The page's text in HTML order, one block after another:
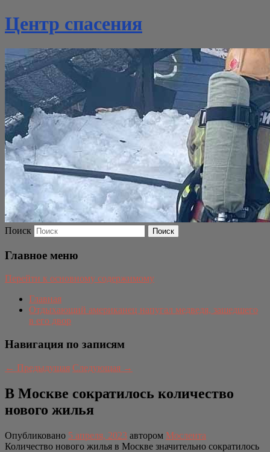
Центр спасения
Поиск
Главное меню
Перейти к основному содержимому
Главная
Отдыхающий американец напугал медведя, зашедшего
в его двор
Навигация по записям
← Предыдущая Следующая →
В Москве сократилось количество
нового жилья
Опубликовано 5 апреля, 2023 автором Мослента
Количество нового жилья в Москве значительно сократилось